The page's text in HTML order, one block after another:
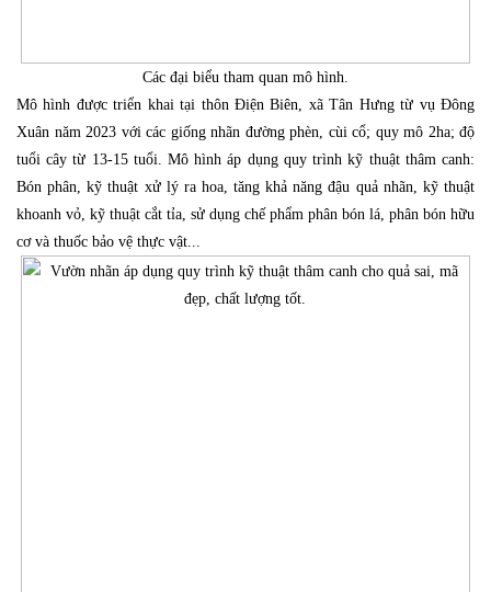
Các đại biểu tham quan mô hình.
Mô hình được triển khai tại thôn Điện Biên, xã Tân Hưng từ vụ Đông
Xuân năm 2023 với các giống nhãn đường phèn, cùi cổ; quy mô 2ha; độ
tuổi cây từ 13-15 tuổi. Mô hình áp dụng quy trình kỹ thuật thâm canh:
Bón phân, kỹ thuật xử lý ra hoa, tăng khả năng đậu quả nhãn, kỹ thuật
khoanh vỏ, kỹ thuật cắt tỉa, sử dụng chế phẩm phân bón lá, phân bón hữu
cơ và thuốc bảo vệ thực vật...